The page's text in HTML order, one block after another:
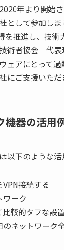
年より開始
として参加し
を推進し、技
術者協会 代
ェアにとって
にご支援いた
機器の活用
以下のような
接続する
ワーク
較的タフな設
のネットワーク